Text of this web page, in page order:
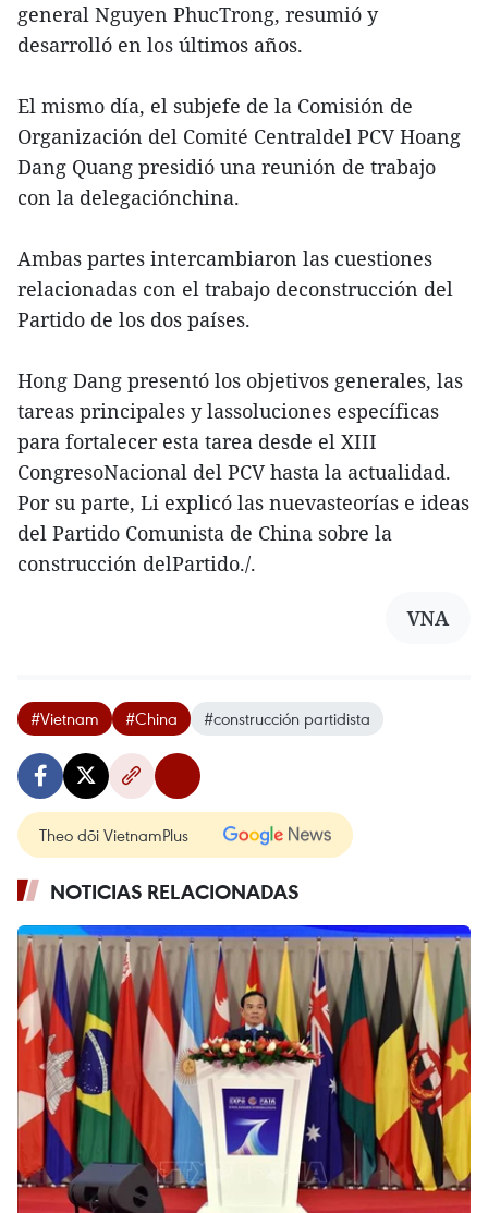
general Nguyen PhucTrong, resumió y
desarrolló en los últimos años.
El mismo día, el subjefe de la Comisión de
Organización del Comité Centraldel PCV Hoang
Dang Quang presidió una reunión de trabajo
con la delegaciónchina.
Ambas partes intercambiaron las cuestiones
relacionadas con el trabajo deconstrucción del
Partido de los dos países.
Hong Dang presentó los objetivos generales, las
tareas principales y lassoluciones específicas
para fortalecer esta tarea desde el XIII
CongresoNacional del PCV hasta la actualidad.
Por su parte, Li explicó las nuevasteorías e ideas
del Partido Comunista de China sobre la
construcción delPartido./.
VNA
#Vietnam #China #construcción partidista
Theo dõi VietnamPlus
NOTICIAS RELACIONADAS